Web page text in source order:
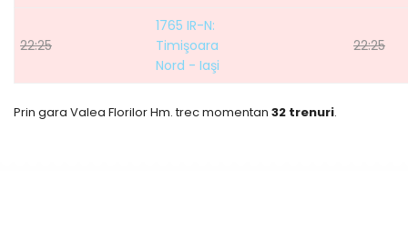
22:25
1765 IR-N:
Timişoara
Nord - Iaşi
22:25
Prin gara Valea Florilor Hm. trec momentan 32 trenuri.